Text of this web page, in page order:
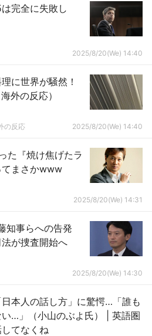
完全に失敗し
2025/8/20(We) 14:40
に世界が騒然！
外の反応）
の反応 2025/8/20(We) 14:40
た『焼け焦げたラ
てまさかwww
2025/8/20(We) 14:31
知事らへの告発
が捜査開始へ
2025/8/20(We) 14:30
本人の話し方」に驚愕…「誰も
（小山のぶよ氏） | 英語圏
てなくね